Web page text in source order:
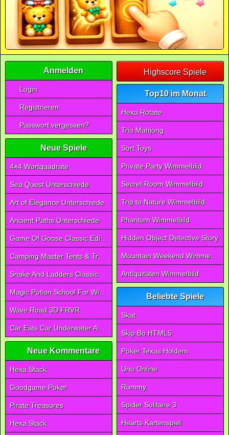
Anmelden
Login
Registrieren
Passwort vergessen?
Neue Spiele
4×4 Wortquadrate
Sea Quest Unterschiede
Art of Elegance Unterschiede
Ancient Paths Unterschiede
Game Of Goose Classic Edition
Camping Master Tents & Trees
Snake And Ladders Classic
Magic Potion School For Witch
Wave Road 3D FRVR
Car Eats Car Underwater Adventure FRVR
Neue Kommentare
Hexa Stack
Goodgame Poker
Pirate Treasures
Hexa Stack
Highscore Spiele
Top10 im Monat
Hexa Rotate
Trio Mahjong
Sort Toys
Private Party Wimmelbild
Secret Room Wimmelbild
Trip to Nature Wimmelbild
Phantom Wimmelbild
Hidden Object Detective Story
Mountain Weekend Wimmelbild
Antiquitäten Wimmelbild
Beliebte Spiele
Skat
Skip Bo HTML5
Poker Texas Holdem
Uno Online
Rummy
Spider Solitaire 3
Hearts Kartenspiel